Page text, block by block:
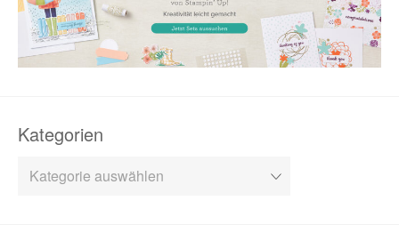
Kategorien
Kategorien